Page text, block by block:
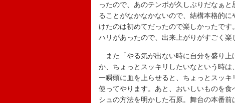
ったので、あのテンポが久しぶりだなぁ
ることがなかなかないので、結構本格的
けたのは初めてだったので楽しかったで
ハリがあったので、出来上がりがすごく楽
また「やる気が出ない時に自分を盛り上
か、ちょっとスッキリしたいなという時は
一瞬頭に血を上らせると、ちょっとスッ
使ってやります。あと、おいしいものを
シュの方法を明かした石原。舞台の本番